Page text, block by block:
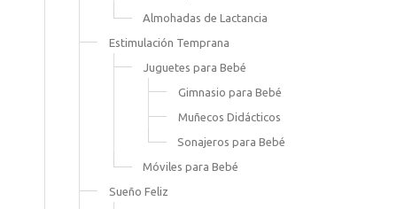
Almohadas de Lactancia
Estimulación Temprana
Juguetes para Bebé
Gimnasio para Bebé
Muñecos Didácticos
Sonajeros para Bebé
Móviles para Bebé
Sueño Feliz